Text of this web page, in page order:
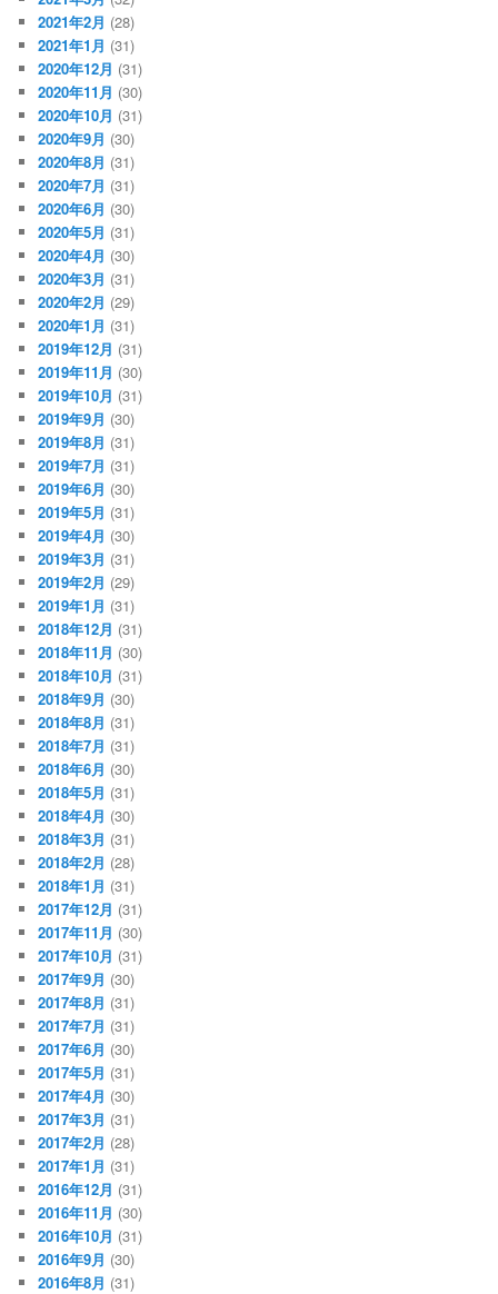
2021年2月 (28)
2021年1月 (31)
2020年12月 (31)
2020年11月 (30)
2020年10月 (31)
2020年9月 (30)
2020年8月 (31)
2020年7月 (31)
2020年6月 (30)
2020年5月 (31)
2020年4月 (30)
2020年3月 (31)
2020年2月 (29)
2020年1月 (31)
2019年12月 (31)
2019年11月 (30)
2019年10月 (31)
2019年9月 (30)
2019年8月 (31)
2019年7月 (31)
2019年6月 (30)
2019年5月 (31)
2019年4月 (30)
2019年3月 (31)
2019年2月 (29)
2019年1月 (31)
2018年12月 (31)
2018年11月 (30)
2018年10月 (31)
2018年9月 (30)
2018年8月 (31)
2018年7月 (31)
2018年6月 (30)
2018年5月 (31)
2018年4月 (30)
2018年3月 (31)
2018年2月 (28)
2018年1月 (31)
2017年12月 (31)
2017年11月 (30)
2017年10月 (31)
2017年9月 (30)
2017年8月 (31)
2017年7月 (31)
2017年6月 (30)
2017年5月 (31)
2017年4月 (30)
2017年3月 (31)
2017年2月 (28)
2017年1月 (31)
2016年12月 (31)
2016年11月 (30)
2016年10月 (31)
2016年9月 (30)
2016年8月 (31)